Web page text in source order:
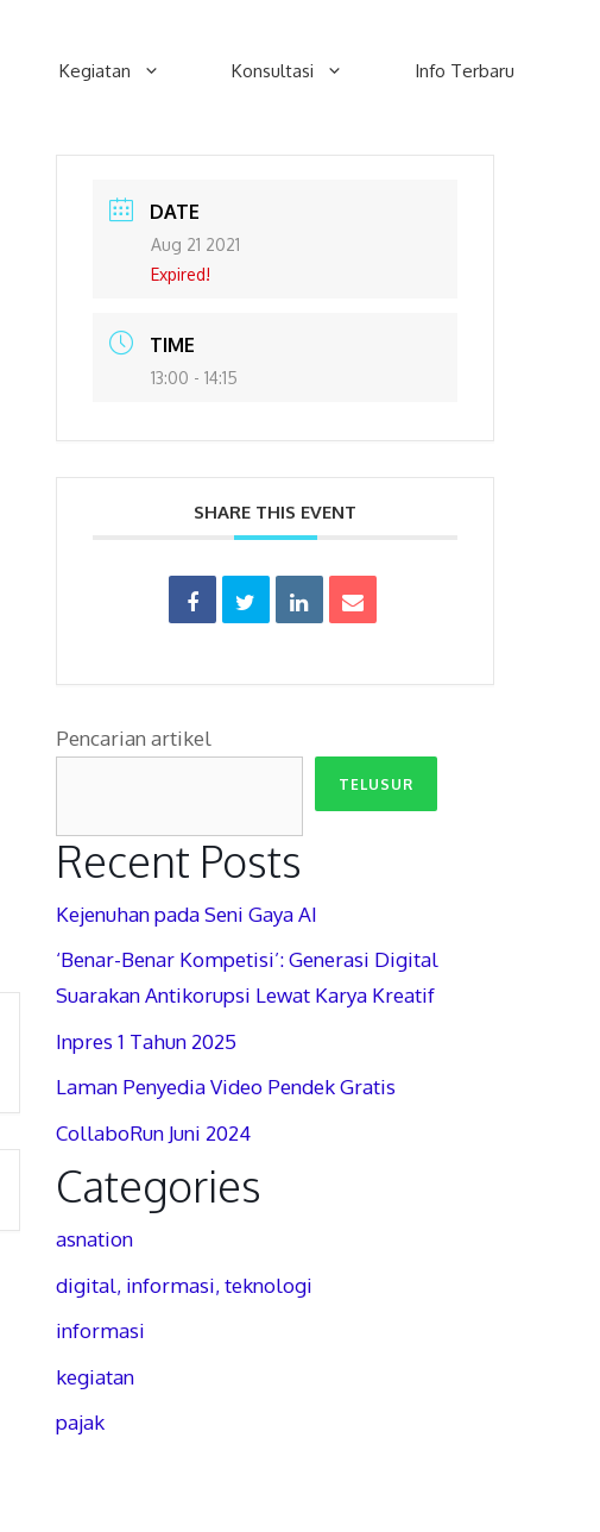
Kegiatan Konsultasi Info Terbaru
DATE
Aug 21 2021
Expired!
TIME
13:00 - 14:15
SHARE THIS EVENT
Pencarian artikel
TELUSUR
Recent Posts
Kejenuhan pada Seni Gaya AI
‘Benar-Benar Kompetisi’: Generasi Digital
Suarakan Antikorupsi Lewat Karya Kreatif
Inpres 1 Tahun 2025
Laman Penyedia Video Pendek Gratis
CollaboRun Juni 2024
Categories
asnation
digital, informasi, teknologi
informasi
kegiatan
pajak